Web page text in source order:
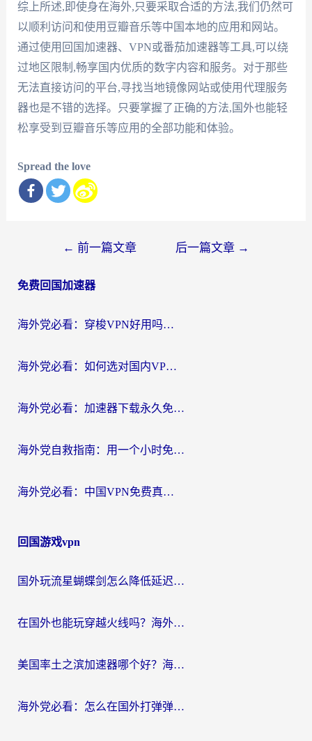
综上所述,即使身在海外,只要采取合适的方法,我们仍然可
以顺利访问和使用豆瓣音乐等中国本地的应用和网站。
通过使用回国加速器、VPN或番茄加速器等工具,可以绕
过地区限制,畅享国内优质的数字内容和服务。对于那些
无法直接访问的平台,寻找当地镜像网站或使用代理服务
器也是不错的选择。只要掌握了正确的方法,国外也能轻
松享受到豆瓣音乐等应用的全部功能和体验。
Spread the love
导
← 前一篇文章 后一篇文章 →
免费回国加速器
海外党必看：穿梭VPN好用吗？和云帆VPN对比哪个回国效果更好？附真实测评+避坑指南
海外党必看：如何选对国内VPN，实现无缝访问国内资源？
海外党必看：加速器下载永久免费版真的存在吗？教你无缝访问国内资源的正确姿势
海外党自救指南：用一个小时免费加速器，轻松打破国内资源访问壁垒？
海外党必看：中国VPN免费真的靠谱吗？手把手教你选对回国加速器
回国游戏vpn
国外玩流星蝴蝶剑怎么降低延迟？海外党必看的加速秘籍（含欧洲鸣潮&彩虹岛优化攻略）
在国外也能玩穿越火线吗？海外玩家国服游戏畅玩终极指南
美国率土之滨加速器哪个好？海外党国服游戏畅玩终极指南（附多游戏解决方案）
海外党必看：怎么在国外打弹弹堂不卡？番茄加速器亲测指南